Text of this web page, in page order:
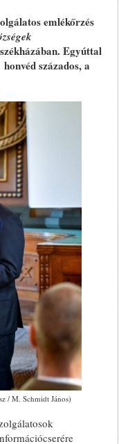
emlékőrzés
Egyúttal
honvéd százados, a
/ M. Schmidt János)